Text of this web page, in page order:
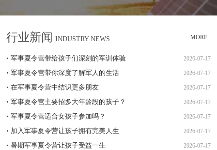
MORE+
行业新闻 INDUSTRY NEWS
• 2026-07-17
军事夏令营带给孩子们深刻的军训体验
•
2026-07-17
军事夏令营带你深度了解军人的生活
•
2026-07-17
在军事夏令营中结识更多朋友
•
2026-07-17
军事夏令营主要招多大年龄段的孩子？
•
2026-07-17
军事夏令营适合女孩子参加吗？
•
2026-07-17
加入军事夏令营让孩子拥有完美人生
•
2026-07-17
暑期军事夏令营让孩子受益一生